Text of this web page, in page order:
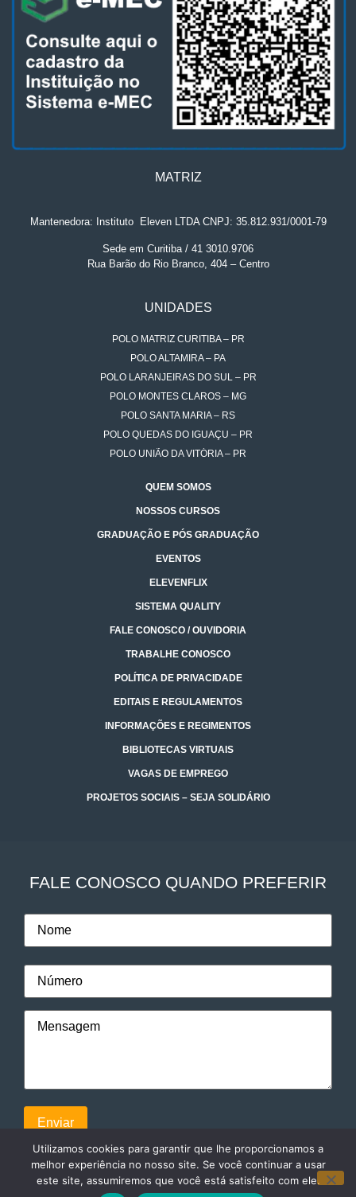
MATRIZ
Mantenedora: Instituto. Eleven LTDA CNPJ: 35.812.931/0001-79
Sede em Curitiba / 41 3010.9706
Rua Barão do Rio Branco, 404 – Centro
UNIDADES
POLO MATRIZ CURITIBA – PR
POLO ALTAMIRA – PA
POLO LARANJEIRAS DO SUL – PR
POLO MONTES CLAROS – MG
POLO SANTA MARIA – RS
POLO QUEDAS DO IGUAÇU – PR
POLO UNIÃO DA VITÓRIA – PR
QUEM SOMOS
NOSSOS CURSOS
GRADUAÇÃO E PÓS GRADUAÇÃO
EVENTOS
ELEVENFLIX
SISTEMA QUALITY
FALE CONOSCO / OUVIDORIA
TRABALHE CONOSCO
POLÍTICA DE PRIVACIDADE
EDITAIS E REGULAMENTOS
INFORMAÇÕES E REGIMENTOS
BIBLIOTECAS VIRTUAIS
VAGAS DE EMPREGO
PROJETOS SOCIAIS – SEJA SOLIDÁRIO
FALE CONOSCO QUANDO PREFERIR
Utilizamos cookies para garantir que lhe proporcionamos a
melhor experiência no nosso site. Se você continuar a usar
este site, assumiremos que você está satisfeito com ele.